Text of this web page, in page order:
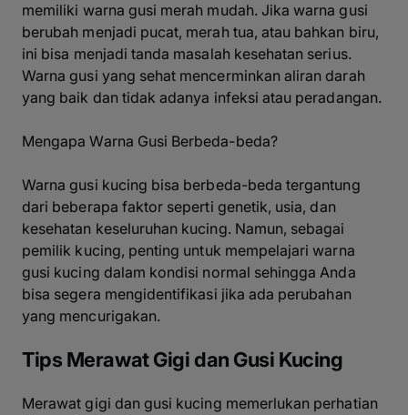
memiliki warna gusi merah mudah. Jika warna gusi
berubah menjadi pucat, merah tua, atau bahkan biru,
ini bisa menjadi tanda masalah kesehatan serius.
Warna gusi yang sehat mencerminkan aliran darah
yang baik dan tidak adanya infeksi atau peradangan.
Mengapa Warna Gusi Berbeda-beda?
Warna gusi kucing bisa berbeda-beda tergantung
dari beberapa faktor seperti genetik, usia, dan
kesehatan keseluruhan kucing. Namun, sebagai
pemilik kucing, penting untuk mempelajari warna
gusi kucing dalam kondisi normal sehingga Anda
bisa segera mengidentifikasi jika ada perubahan
yang mencurigakan.
Tips Merawat Gigi dan Gusi Kucing
Merawat gigi dan gusi kucing memerlukan perhatian